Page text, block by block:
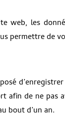
web, les
permettre de
afin de ne pas
bout d’un an.